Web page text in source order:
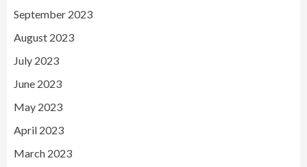
September 2023
August 2023
July 2023
June 2023
May 2023
April 2023
March 2023